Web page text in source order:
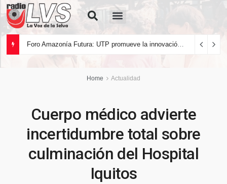
Home Actualidad
Cuerpo médico advierte
incertidumbre total sobre
culminación del Hospital
Iquitos